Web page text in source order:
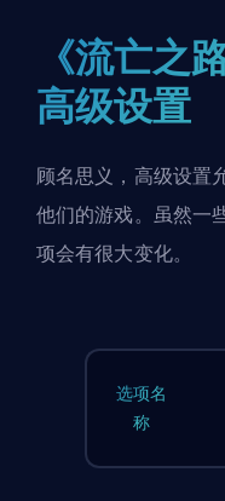
《流亡之
高级设置
顾名思义，高级设置
他们的游戏。虽然一
项会有很大变化。
选项名
称